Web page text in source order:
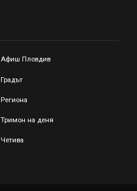
Афиш Пловдив
Градът
Региона
Тримон на деня
Четива